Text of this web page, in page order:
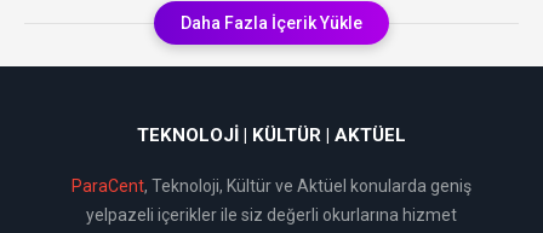
Daha Fazla İçerik Yükle
TEKNOLOJI | KÜLTÜR | AKTÜEL
ParaCent, Teknoloji, Kültür ve Aktüel konularda geniş
yelpazeli içerikler ile siz değerli okurlarına hizmet